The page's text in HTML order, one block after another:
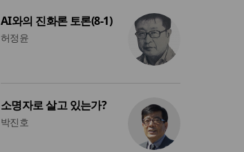
AI와의 진화론 토론(8-1)
허정윤
소명자로 살고 있는가?
박진호